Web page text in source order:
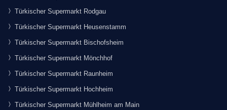
Türkischer Supermarkt Rodgau
Türkischer Supermarkt Heusenstamm
Türkischer Supermarkt Bischofsheim
Türkischer Supermarkt Mönchhof
Türkischer Supermarkt Raunheim
Türkischer Supermarkt Hochheim
Türkischer Supermarkt Mühlheim am Main